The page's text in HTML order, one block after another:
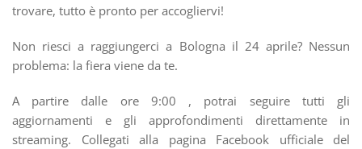
trovare, tutto è pronto per accogliervi!
Non riesci a raggiungerci a Bologna il 24 aprile? Nessun
problema: la fiera viene da te.
A partire dalle ore 9:00 , potrai seguire tutti gli
aggiornamenti e gli approfondimenti direttamente in
streaming. Collegati alla pagina Facebook ufficiale del